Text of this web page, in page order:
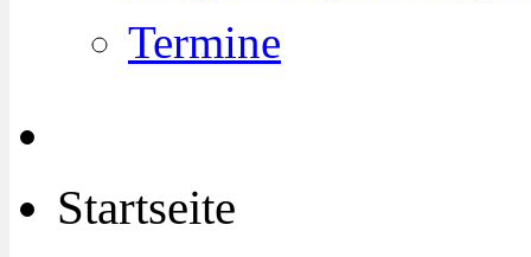
Termine
Startseite